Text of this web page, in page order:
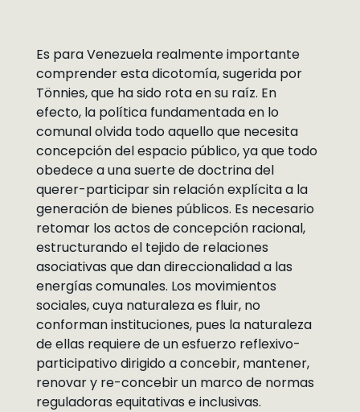
Es para Venezuela realmente importante
comprender esta dicotomía, sugerida por
Tönnies, que ha sido rota en su raíz. En
efecto, la política fundamentada en lo
comunal olvida todo aquello que necesita
concepción del espacio público, ya que todo
obedece a una suerte de doctrina del
querer-participar sin relación explícita a la
generación de bienes públicos. Es necesario
retomar los actos de concepción racional,
estructurando el tejido de relaciones
asociativas que dan direccionalidad a las
energías comunales. Los movimientos
sociales, cuya naturaleza es fluir, no
conforman instituciones, pues la naturaleza
de ellas requiere de un esfuerzo reflexivo-
participativo dirigido a concebir, mantener,
renovar y re-concebir un marco de normas
reguladoras equitativas e inclusivas.